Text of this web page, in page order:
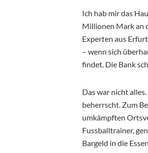
Ich hab mir das
Millionen Mark an
Experten aus
– wenn sich
findet. Die Bank
Das war nicht
beherrscht. Zum
umkämpften
Fussballtrainer,
Bargeld in die